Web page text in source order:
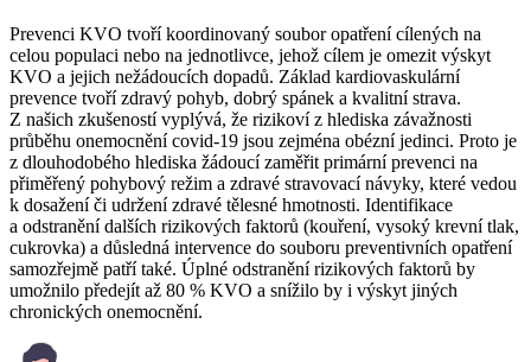
Prevenci KVO tvoří koordinovaný soubor opatření cílených na
celou populaci nebo na jednotlivce, jehož cílem je omezit výskyt
KVO a jejich nežádoucích dopadů. Základ kardiovaskulární
prevence tvoří zdravý pohyb, dobrý spánek a kvalitní strava.
Z našich zkušeností vyplývá, že rizikoví z hlediska závažnosti
průběhu onemocnění covid-19 jsou zejména obézní jedinci. Proto je
z dlouhodobého hlediska žádoucí zaměřit primární prevenci na
přiměřený pohybový režim a zdravé stravovací návyky, které vedou
k dosažení či udržení zdravé tělesné hmotnosti. Identifikace
a odstranění dalších rizikových faktorů (kouření, vysoký krevní tlak,
cukrovka) a důsledná intervence do souboru preventivních opatření
samozřejmě patří také. Úplné odstranění rizikových faktorů by
umožnilo předejít až 80 % KVO a snížilo by i výskyt jiných
chronických onemocnění.